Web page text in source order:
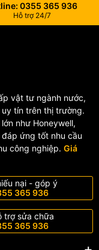
0355 365 936
Hỗ trợ 24/7
vật tư ngành nước,
tín trên thị trường.
như Honeywell,
ứng tốt nhu cầu
công nghiệp. Giá
nại - góp ý
365 936
trợ sửa chữa
365 936